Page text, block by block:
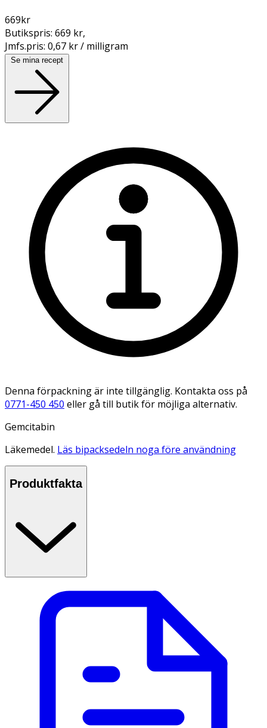
669kr
Butikspris: 669 kr,
Jmfs.pris: 0,67 kr / milligram
Se mina recept
Denna förpackning är inte tillgänglig. Kontakta oss på
0771-450 450 eller gå till butik för möjliga alternativ.
Gemcitabin
Läkemedel. Läs bipacksedeln noga före användning
Produktfakta